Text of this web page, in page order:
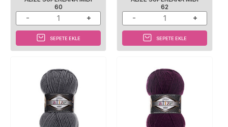
60
SEPETE EKLE
62
SEPETE EKLE